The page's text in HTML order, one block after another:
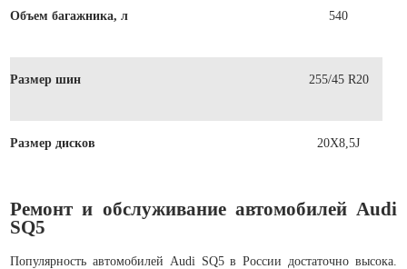
Объем багажника, л 540
Размер шин 255/45 R20
Размер дисков 20X8,5J
Ремонт и обслуживание автомобилей Audi
SQ5
Популярность автомобилей Audi SQ5 в России достаточно высока.